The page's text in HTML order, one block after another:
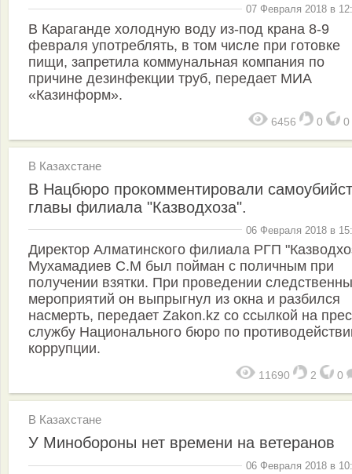
07 Февраля 2018 в
В Караганде холодную воду из-под крана 8-9
февраля употреблять, в том числе при готовке
пищи, запретила коммунальная компания по
причине дезинфекции труб, передает МИА
«Казинформ».
6456 0 0
В Казахстане
В Нацбюро прокомментировали
главы филиала "Казводхоза".
06 Февраля 2018 в
Директор Алматинского филиала РГП
Мухамадиев С.М был пойман с поличным при
получении взятки. При проведении
мероприятий он выпрыгнул из окна и разбился
насмерть, передает Zakon.kz со ссылкой на
службу Национального бюро по
коррупции.
11690 2 0
В Казахстане
У Минобороны нет времени на ветеранов
06 Февраля 2018 в